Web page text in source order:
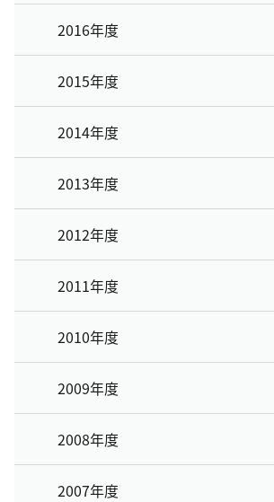
2016年度
2015年度
2014年度
2013年度
2012年度
2011年度
2010年度
2009年度
2008年度
2007年度